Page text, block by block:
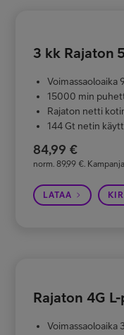
3 kk Rajaton
Voimassaoloaika
15000 min
Rajaton netti
144 Gt netin
84,99 €
norm. 89,99 €.
LATAA
Rajaton 4G
Voimassaoloaika